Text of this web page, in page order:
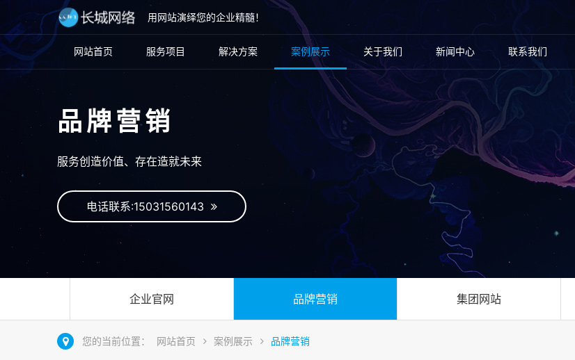
用网站演绎您的企业精髓！
网站首页 服务项目 解决方案 案例展示 关于我们 新闻中心 联系我们
品牌营销
服务创造价值、存在造就未来
电话联系:15031560143
企业官网 品牌营销 集团网站
您的当前位置： 网站首页 案例展示 品牌营销